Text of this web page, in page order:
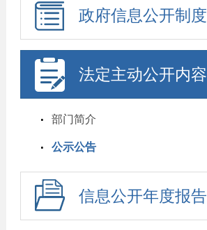
政府信息公开制度
法定主动公开内容
部门简介
公示公告
信息公开年度报告